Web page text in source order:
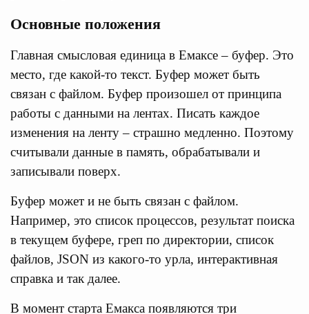
Основные положения
Главная смысловая единица в Емаксе – буфер. Это
место, где какой-то текст. Буфер может быть
связан с файлом. Буфер произошел от принципа
работы с данными на лентах. Писать каждое
изменения на ленту – страшно медленно. Поэтому
считывали данные в память, обрабатывали и
записывали поверх.
Буфер может и не быть связан с файлом.
Например, это список процессов, результат поиска
в текущем буфере, греп по директории, список
файлов, JSON из какого-то урла, интерактивная
справка и так далее.
В момент старта Емакса появляются три